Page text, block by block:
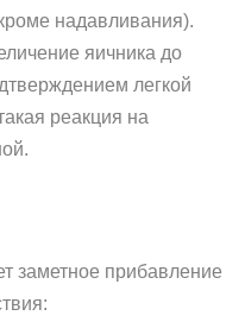
надавливания).
яичника до
легкой
реакция на
заметное прибавление